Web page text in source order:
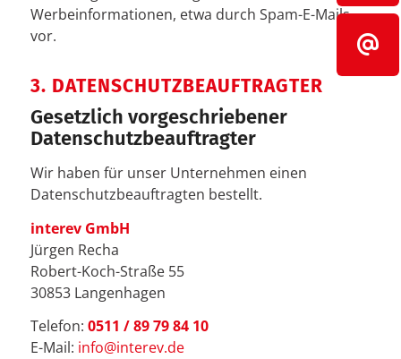
Werbeinformationen, etwa durch Spam-E-Mails,
vor.
3. DATENSCHUTZBEAUFTRAGTER
Gesetzlich vorgeschriebener
Datenschutzbeauftragter
Wir haben für unser Unternehmen einen
Datenschutzbeauftragten bestellt.
interev GmbH
Jürgen Recha
Robert-Koch-Straße 55
30853 Langenhagen
Telefon: 0511 / 89 79 84 10
E-Mail: info@interev.de